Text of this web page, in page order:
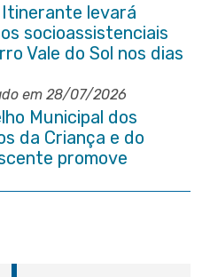
Itinerante levará
socioassistenciais
Vale do Sol nos dias
de junho e Vila
18 de junho
em 28/07/2026
Municipal dos
da Criança e do
promove
de alinhamento com
públicos